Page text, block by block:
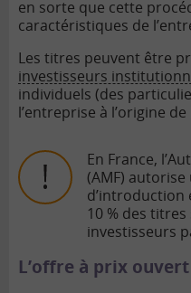
en sorte que cette
caractéristiques de
Les titres peuvent être
investisseurs
individuels (des
l’entreprise à l’origine
En France,
(AMF)
d’introduction
10 % des
investisseurs
L’offre à prix ouvert